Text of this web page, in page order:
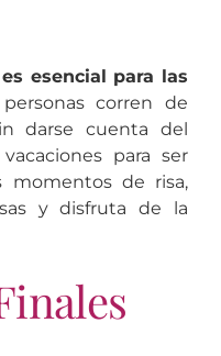
esencial para las
corren de
darse cuenta del
para ser
momentos de risa,
y disfruta de la